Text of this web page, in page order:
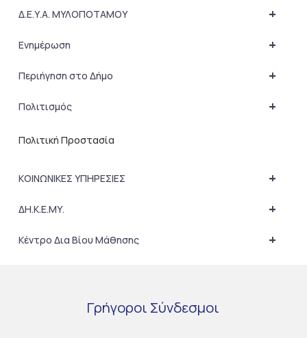
+
Δ.Ε.Υ.Α. ΜΥΛΟΠΟΤΑΜΟΥ
+
Ενημέρωση
+
Περιήγηση στο Δήμο
+
Πολιτισμός
Πολιτική Προστασία
+
ΚΟΙΝΩΝΙΚΕΣ ΥΠΗΡΕΣΙΕΣ
+
ΔΗ.Κ.Ε.ΜΥ.
+
Κέντρο Δια Βίου Μάθησης
Γρήγοροι Σύνδεσμοι